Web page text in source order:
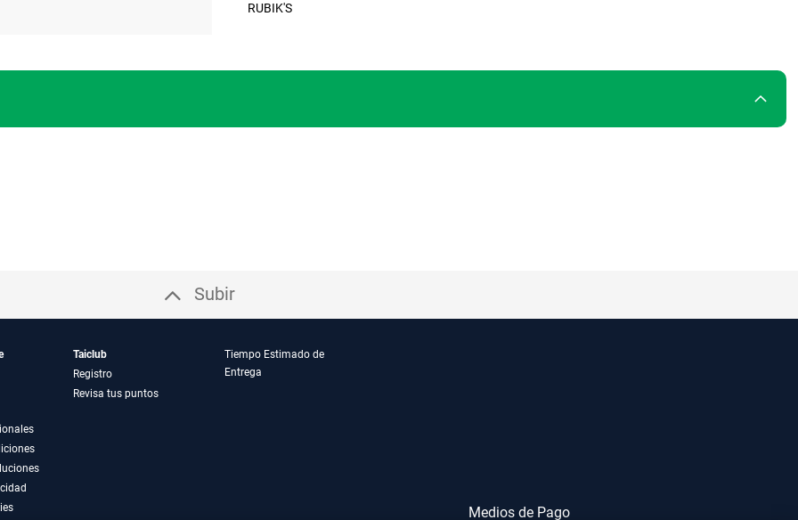
RUBIK'S
Subir
Taiclub
Registro
Revisa tus puntos
Tiempo Estimado de
Entrega
Medios de Pago